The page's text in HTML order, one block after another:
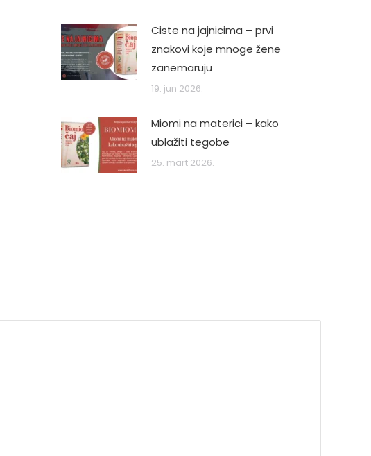
Ciste na jajnicima – prvi
znakovi koje mnoge žene
zanemaruju
19. jun 2026.
Miomi na materici – kako
ublažiti tegobe
25. mart 2026.